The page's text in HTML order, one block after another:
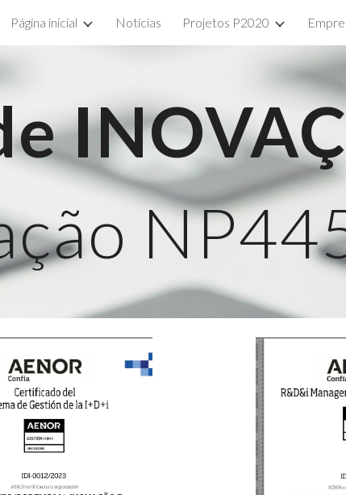
Skip to navigation
Página inicial Notícias Projetos P2020